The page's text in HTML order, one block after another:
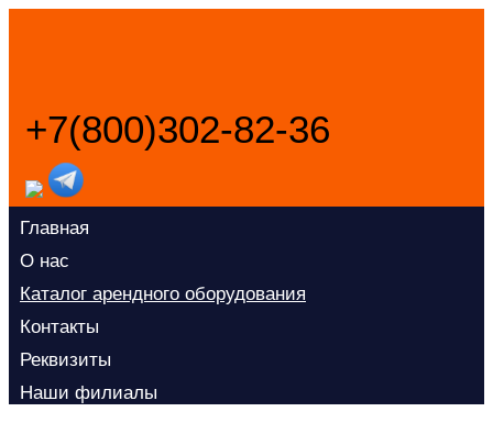
+7(800)302-82-36
Главная
О нас
Каталог арендного оборудования
Контакты
Реквизиты
Наши филиалы